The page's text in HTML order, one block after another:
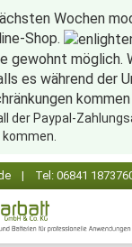
Wochen
Shop.
gewohnt möglich.
es während der
der Paypal-
kommen.